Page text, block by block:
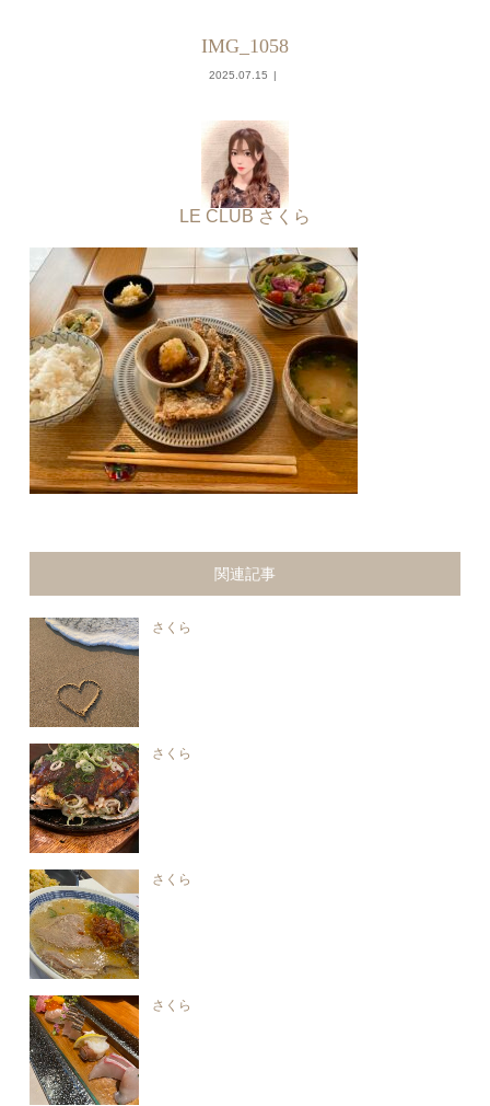
IMG_1058
2025.07.15
LE CLUB さくら
関連記事
さくら
さくら
さくら
さくら